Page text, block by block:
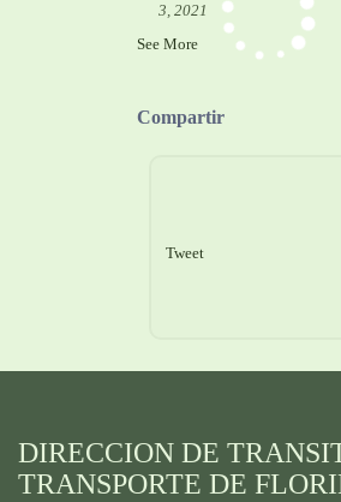
3, 2021
See More
Compartir
Tweet
DIRECCION DE
TRANSPORTE DE